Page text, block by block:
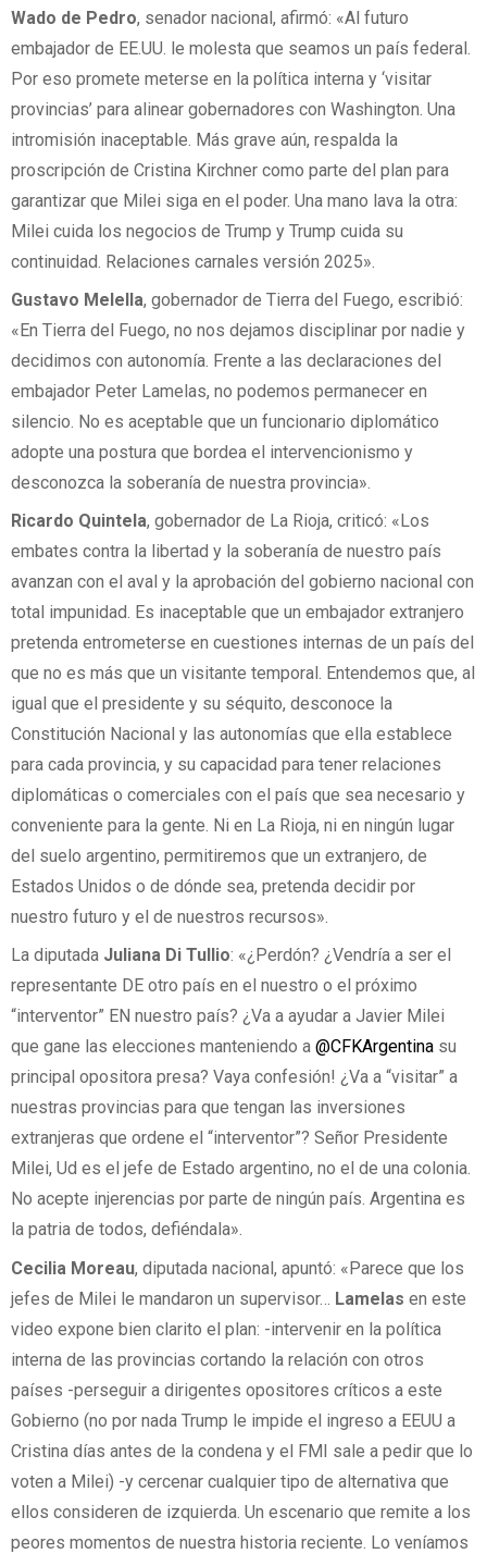
Wado de Pedro, senador nacional, afirmó: «Al futuro
embajador de EE.UU. le molesta que seamos un país federal.
Por eso promete meterse en la política interna y ‘visitar
provincias’ para alinear gobernadores con Washington. Una
intromisión inaceptable. Más grave aún, respalda la
proscripción de Cristina Kirchner como parte del plan para
garantizar que Milei siga en el poder. Una mano lava la otra:
Milei cuida los negocios de Trump y Trump cuida su
continuidad. Relaciones carnales versión 2025».
Gustavo Melella, gobernador de Tierra del Fuego, escribió:
«En Tierra del Fuego, no nos dejamos disciplinar por nadie y
decidimos con autonomía. Frente a las declaraciones del
embajador Peter Lamelas, no podemos permanecer en
silencio. No es aceptable que un funcionario diplomático
adopte una postura que bordea el intervencionismo y
desconozca la soberanía de nuestra provincia».
Ricardo Quintela, gobernador de La Rioja, criticó: «Los
embates contra la libertad y la soberanía de nuestro país
avanzan con el aval y la aprobación del gobierno nacional con
total impunidad. Es inaceptable que un embajador extranjero
pretenda entrometerse en cuestiones internas de un país del
que no es más que un visitante temporal. Entendemos que, al
igual que el presidente y su séquito, desconoce la
Constitución Nacional y las autonomías que ella establece
para cada provincia, y su capacidad para tener relaciones
diplomáticas o comerciales con el país que sea necesario y
conveniente para la gente. Ni en La Rioja, ni en ningún lugar
del suelo argentino, permitiremos que un extranjero, de
Estados Unidos o de dónde sea, pretenda decidir por
nuestro futuro y el de nuestros recursos».
La diputada Juliana Di Tullio: «¿Perdón? ¿Vendría a ser el
representante DE otro país en el nuestro o el próximo
“interventor” EN nuestro país? ¿Va a ayudar a Javier Milei
que gane las elecciones manteniendo a @CFKArgentina su
principal opositora presa? Vaya confesión! ¿Va a “visitar” a
nuestras provincias para que tengan las inversiones
extranjeras que ordene el “interventor”? Señor Presidente
Milei, Ud es el jefe de Estado argentino, no el de una colonia.
No acepte injerencias por parte de ningún país. Argentina es
la patria de todos, defiéndala».
Cecilia Moreau, diputada nacional, apuntó: «Parece que los
jefes de Milei le mandaron un supervisor… Lamelas en este
video expone bien clarito el plan: -intervenir en la política
interna de las provincias cortando la relación con otros
países -perseguir a dirigentes opositores críticos a este
Gobierno (no por nada Trump le impide el ingreso a EEUU a
Cristina días antes de la condena y el FMI sale a pedir que lo
voten a Milei) -y cercenar cualquier tipo de alternativa que
ellos consideren de izquierda. Un escenario que remite a los
peores momentos de nuestra historia reciente. Lo veníamos